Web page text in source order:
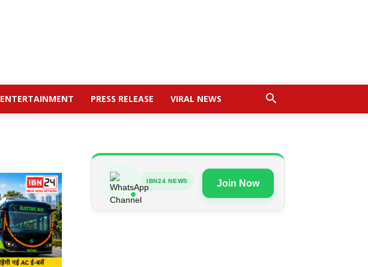
ENTERTAINMENT PRESS RELEASE VIRAL NEWS
IBN24 NEWS Join Now